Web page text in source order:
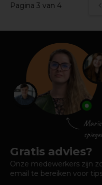
Pagina 3 van 4
Gratis advies?
Onze medewerkers zijn
email te bereiken voor